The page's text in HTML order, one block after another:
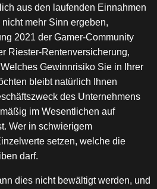
aus den laufenden Einnahmen
mehr Sinn ergeben,
2021 der Gamer-Community
Riester-Rentenversicherung,
Gewinnrisiko Sie in Ihrer
bleibt natürlich Ihnen
des Unternehmens
im Wesentlichen auf
Wer in schwierigem
setzen, welche die
darf.
dies nicht bewältigt werden, und